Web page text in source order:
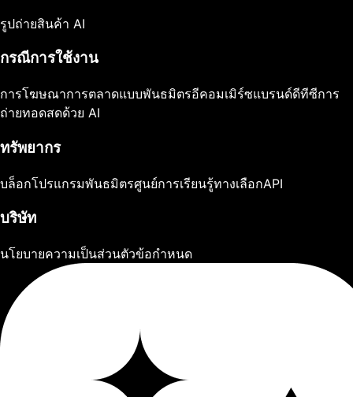
รูปถ่ายสินค้า AI
กรณีการใช้งาน
การโฆษณาการตลาดแบบพันธมิตรอีคอมเมิร์ซแบรนด์ดีทีซีการ
ถ่ายทอดสดด้วย AI
ทรัพยากร
บล็อกโปรแกรมพันธมิตรศูนย์การเรียนรู้ทางเลือกAPI
บริษัท
นโยบายความเป็นส่วนตัวข้อกำหนด